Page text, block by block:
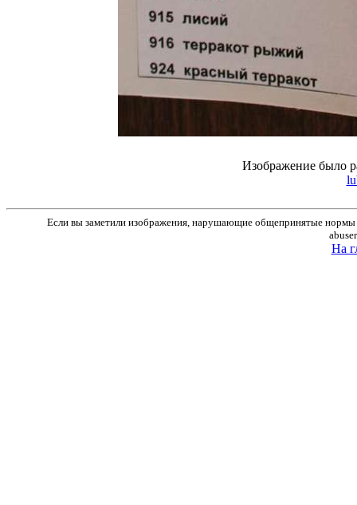
Изображение было
Если вы заметили изображения, нарушающие общепринятые нормы
На